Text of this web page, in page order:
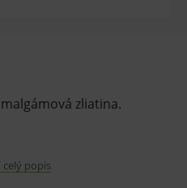
zliatina.
objemová zmena u
popis